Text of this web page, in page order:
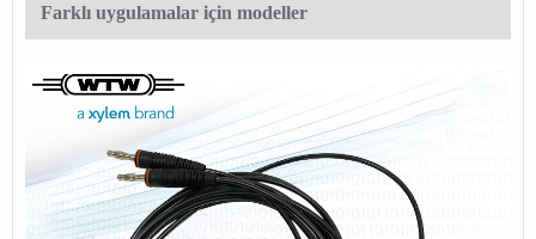
Farklı uygulamalar için modeller